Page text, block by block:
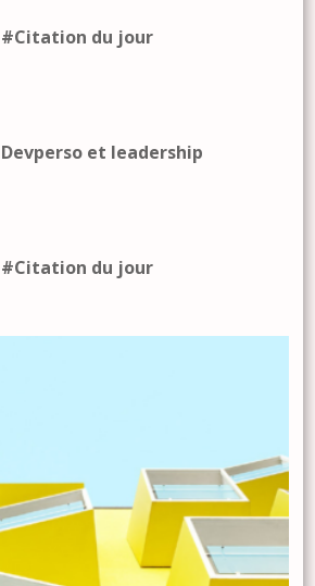
#Citation du jour
Devperso et leadership
#Citation du jour